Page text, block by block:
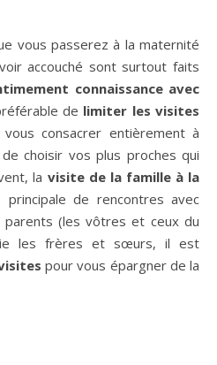
vous passerez à la maternité
accouché sont surtout faits
connaissance avec
de limiter les visites
consacrer entièrement à
choisir vos plus proches qui
la visite de la famille à la
de rencontres avec
(les vôtres et ceux du
les frères et sœurs, il est
pour vous épargner de la